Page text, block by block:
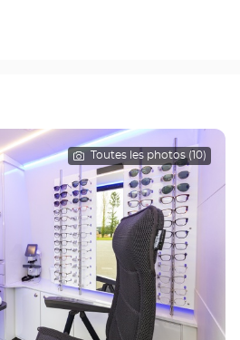
Toutes les photos (10)